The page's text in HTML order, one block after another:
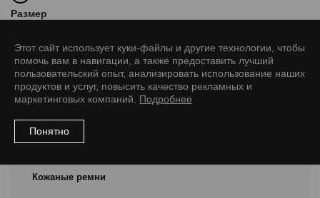
Размер
Рекомендуемые товары
Кожаные ремни
Этот сайт использует куки-файлы и другие технологии, чтобы
помочь вам в навигации, а также предоставить лучший
пользовательский опыт, анализировать использование наших
продуктов и услуг, повысить качество рекламных и
маркетинговых компаний. Подробнее
Понятно